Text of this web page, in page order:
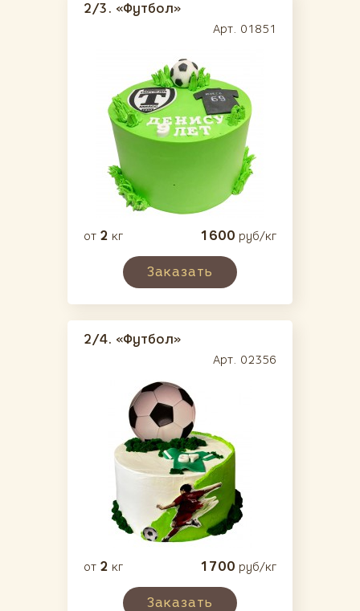
2/3. «Футбол»
Арт. 01851
от 2 кг 1600 руб/кг
Заказать
2/4. «Футбол»
Арт. 02356
от 2 кг 1700 руб/кг
Заказать